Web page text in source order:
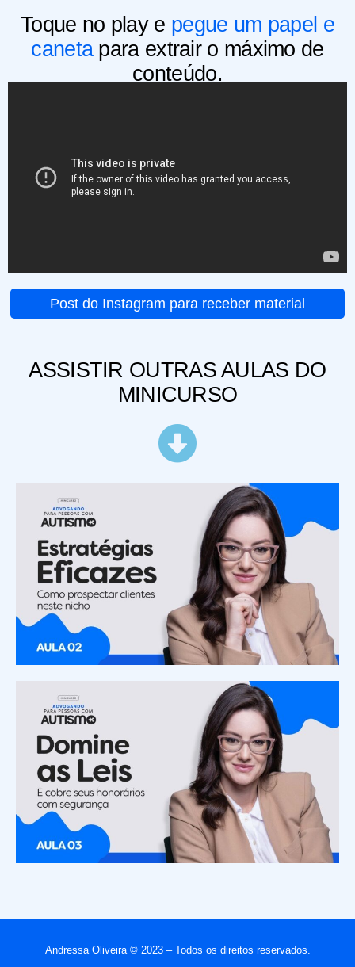
Toque no play e pegue um papel e
canetapara extrair o máximo de
conteúdo.
Post do Instagram para receber material
ASSISTIR OUTRAS AULAS DO
MINICURSO
Andressa Oliveira © 2023 – Todos os direitos reservados.